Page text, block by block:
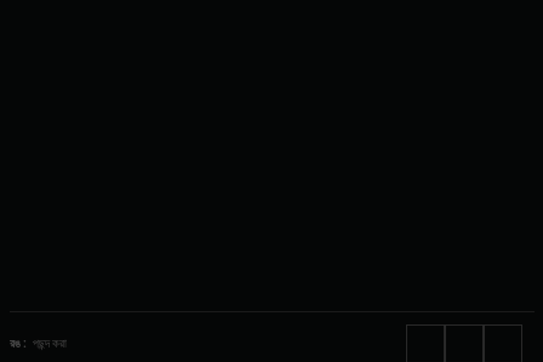
রঙ : পছন্দ করা